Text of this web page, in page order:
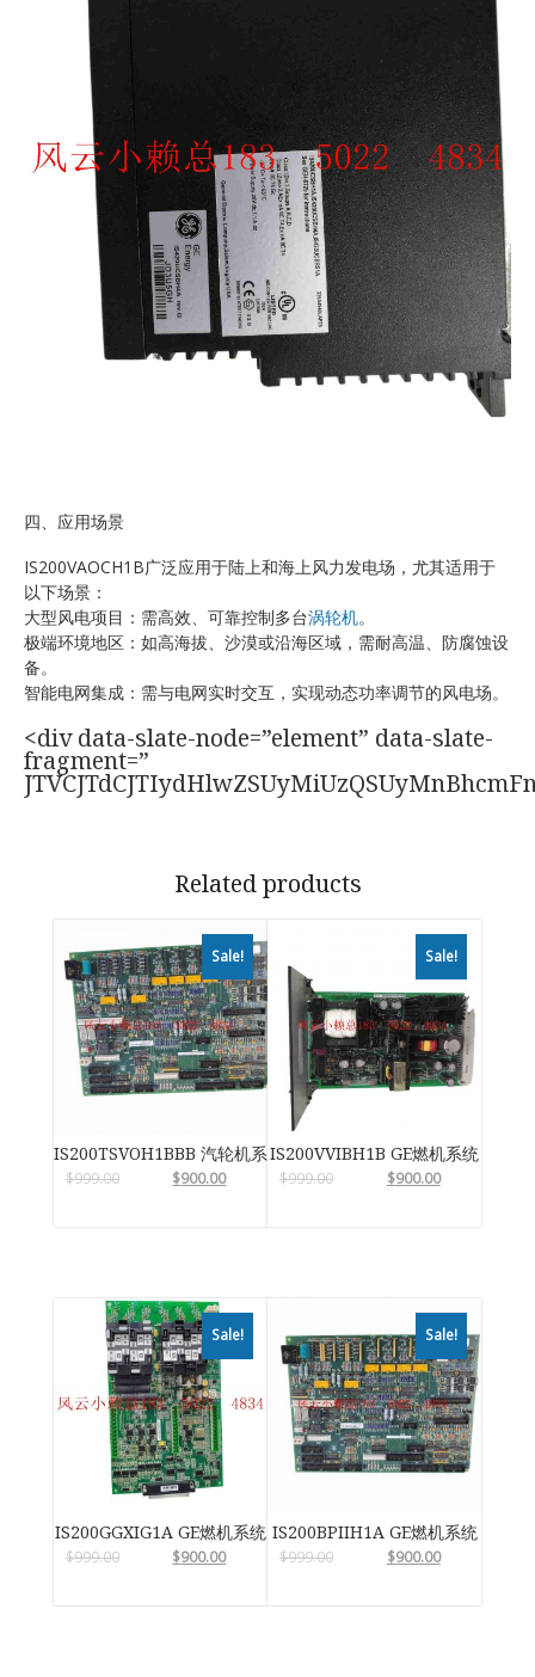
四、应用场景
IS200VAOCH1B广泛应用于陆上和海上风力发电场，尤其适用于
以下场景：
大型风电项目：需高效、可靠控制多台涡轮机。
极端环境地区：如高海拔、沙漠或沿海区域，需耐高温、防腐蚀设
备。
智能电网集成：需与电网实时交互，实现动态功率调节的风电场。
<div data-slate-node=”element” data-slate-
fragment=”
Related products
Sale!
IS200TSVOH1BBB 汽轮机系统卡件
$999.00 $900.00
Sale!
IS200VVIBH1B GE燃机系统
$999.00 $900.00
Sale!
IS200GGXIG1A GE燃机系统
$999.00 $900.00
Sale!
IS200BPIIH1A GE燃机系统
$999.00 $900.00